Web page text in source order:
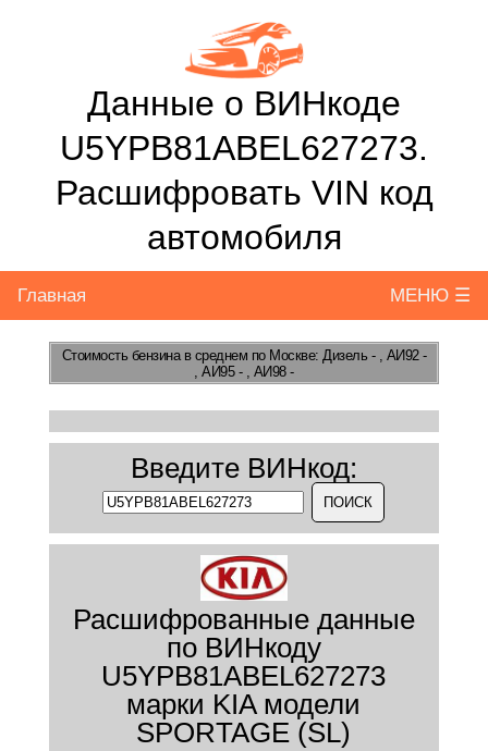
Данные о ВИНкоде
U5YPB81ABEL627273.
Расшифровать VIN код
автомобиля
Главная МЕНЮ ☰
Стоимость бензинав среднем по Москве: Дизель - , АИ92 -
, АИ95 - , АИ98 -
Введите ВИНкод:
Расшифрованные данные
по ВИНкоду
U5YPB81ABEL627273
марки KIA модели
SPORTAGE (SL)